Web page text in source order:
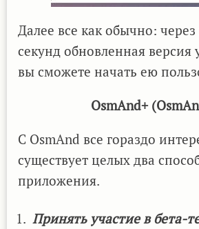
Далее все как обычно: через
секунд обновленная версия
вы сможете начать ею
OsmAnd+
С OsmAnd все гораздо
существует целых два
приложения.
Принять участие в бета-